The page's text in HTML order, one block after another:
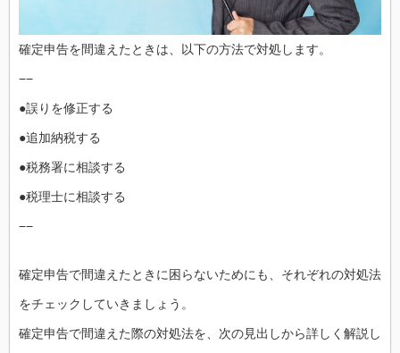
確定申告を間違えたときは、以下の方法で対処します。
−−
●誤りを修正する
●追加納税する
●税務署に相談する
●税理士に相談する
−−
確定申告で間違えたときに困らないためにも、それぞれの対処法
をチェックしていきましょう。
確定申告で間違えた際の対処法を、次の見出しから詳しく解説し